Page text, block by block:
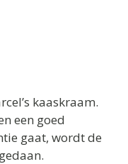
kaaskraam.
een goed
gaat, wordt de